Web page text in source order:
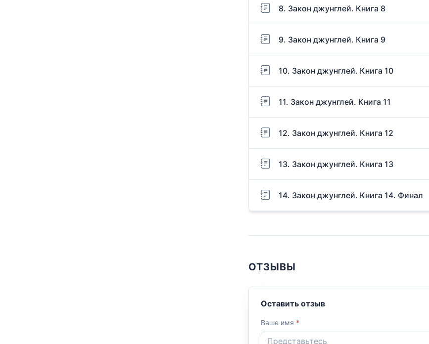
8. Закон джунглей. Книга 8
9. Закон джунглей. Книга 9
10. Закон джунглей. Книга 10
11. Закон джунглей. Книга 11
12. Закон джунглей. Книга 12
13. Закон джунглей. Книга 13
14. Закон джунглей. Книга 14. Финал
ОТЗЫВЫ
Оставить отзыв
Ваше имя *